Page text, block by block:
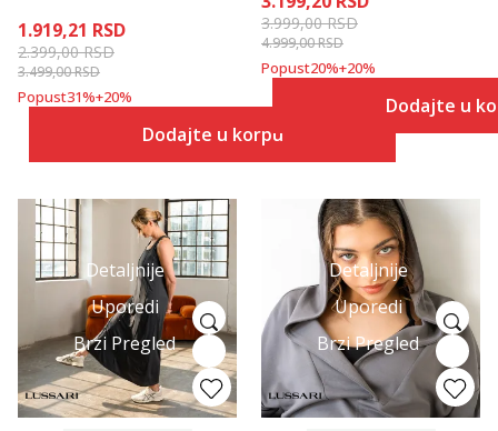
1.919,21 RSD
2.399,00RSD
3.499,00RSD
Popust31%+20%
Dodajte u korpu
3.999,00RSD
4.999,00RSD
Popust20%+20%
Dodajte u
Detaljnije
Uporedi
Brzi Pregled
Detaljnije
Uporedi
Brzi Pregled